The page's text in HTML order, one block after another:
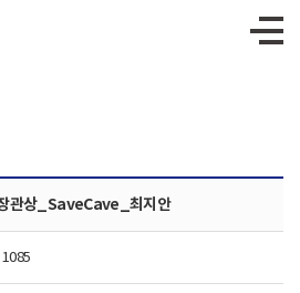
관상_SaveCave_최지안